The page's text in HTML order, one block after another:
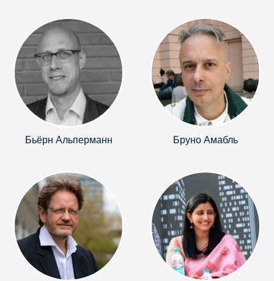
Бьёрн Альперманн Бруно Амабль